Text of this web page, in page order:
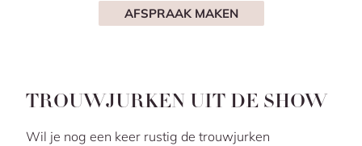
AFSPRAAK MAKEN
TROUWJURKEN UIT DE SHOW
Wil je nog een keer rustig de trouwjurken